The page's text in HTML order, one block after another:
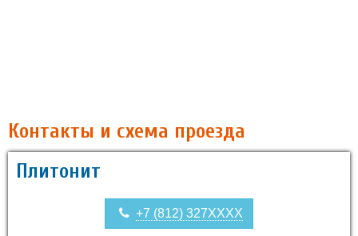
Контакты и схема проезда
Плитонит
+7 (812) 327XXXX